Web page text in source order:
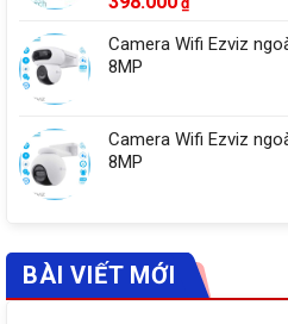
Camera Wifi Ezviz
8MP
Camera Wifi Ezviz
8MP
BÀI VIẾT MỚI